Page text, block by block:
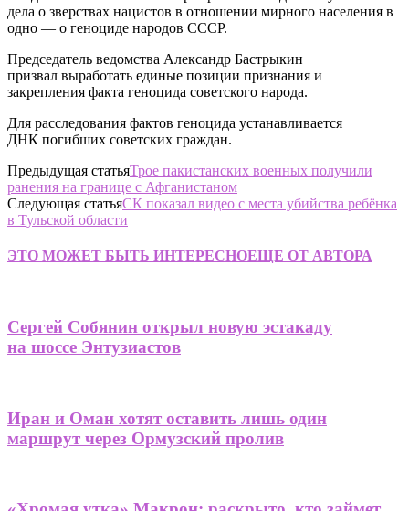
дела о зверствах нацистов в отношении мирного населения в
одно — о геноциде народов СССР.
Председатель ведомства Александр Бастрыкин
призвал выработать единые позиции признания и
закрепления факта геноцида советского народа.
Для расследования фактов геноцида устанавливается
ДНК погибших советских граждан.
Предыдущая статьяТрое пакистанских военных получили
ранения на границе с Афганистаном
Следующая статьяСК показал видео с места убийства ребёнка
в Тульской области
ЭТО МОЖЕТ БЫТЬ ИНТЕРЕСНОЕЩЕ ОТ АВТОРА
Сергей Собянин открыл новую эстакаду
на шоссе Энтузиастов
Иран и Оман хотят оставить лишь один
маршрут через Ормузский пролив